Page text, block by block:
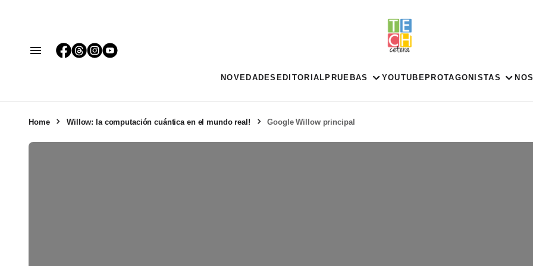
NOVEDADES EDITORIAL PRUEBAS YOUTUBE PROTAGONISTAS
Home Willow: la computación cuántica en el mundo real! Google Willow principal